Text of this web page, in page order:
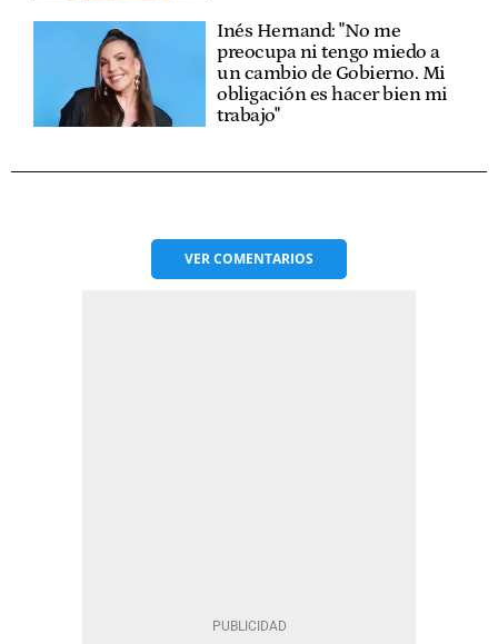
Inés Hernand: "No me
preocupa ni tengo miedo a
un cambio de Gobierno. Mi
obligación es hacer bien mi
trabajo"
VERCOMENTARIOS